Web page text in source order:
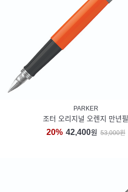
PARKER
조터 오리지널 오렌지 만년필
20% 42,400원 53,000원